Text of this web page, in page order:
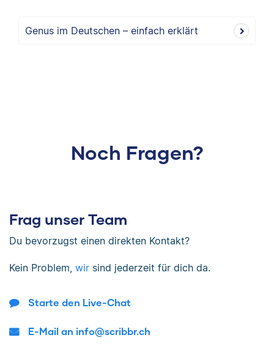
Genus im Deutschen – einfach erklärt
Noch Fragen?
Frag unser Team
Du bevorzugst einen direkten Kontakt?
Kein Problem, wir sind jederzeit für dich da.
Starte den Live-Chat
E-Mail an info@scribbr.ch